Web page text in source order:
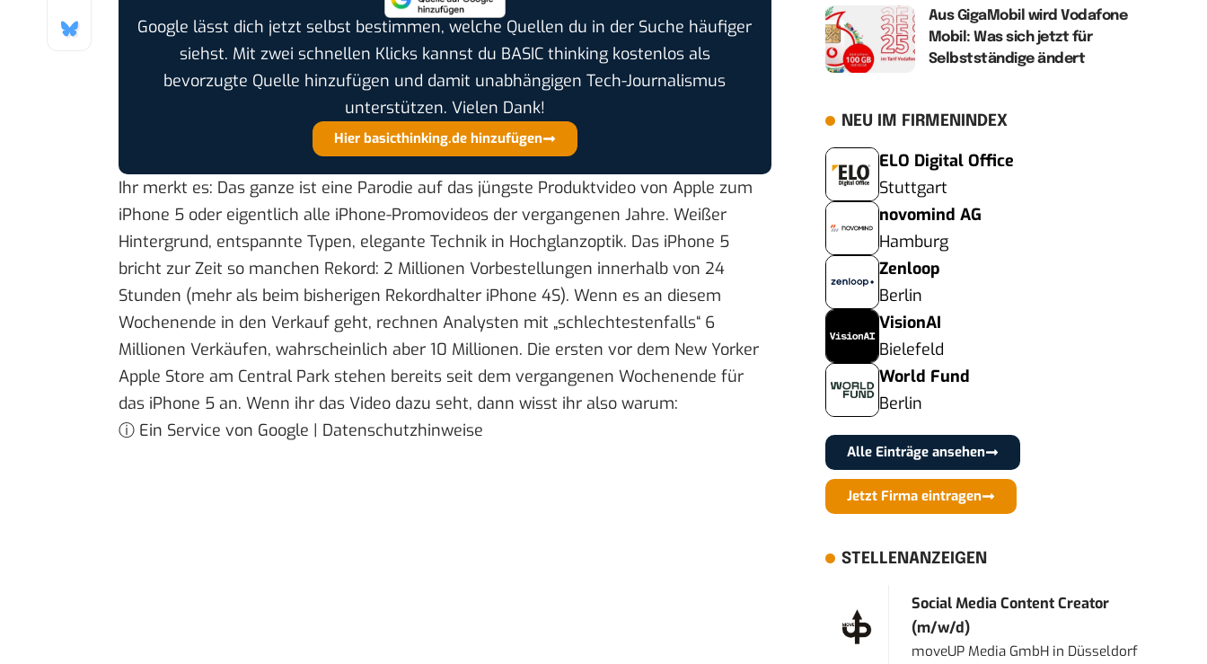
Google lässt dich jetzt selbst bestimmen, welche Quellen du in der Suche häufiger
siehst. Mit zwei schnellen Klicks kannst du BASIC thinking kostenlos als
bevorzugte Quelle hinzufügen und damit unabhängigen Tech-Journalismus
unterstützen. Vielen Dank!
Hier basicthinking.de hinzufügen
Ihr merkt es: Das ganze ist eine Parodie auf das jüngste Produktvideo von Apple zum
iPhone 5 oder eigentlich alle iPhone-Promovideos der vergangenen Jahre. Weißer
Hintergrund, entspannte Typen, elegante Technik in Hochglanzoptik. Das iPhone 5
bricht zur Zeit so manchen Rekord: 2 Millionen Vorbestellungen innerhalb von 24
Stunden (mehr als beim bisherigen Rekordhalter iPhone 4S). Wenn es an diesem
Wochenende in den Verkauf geht, rechnen Analysten mit „schlechtestenfalls“ 6
Millionen Verkäufen, wahrscheinlich aber 10 Millionen. Die ersten vor dem New Yorker
Apple Store am Central Park stehen bereits seit dem vergangenen Wochenende für
das iPhone 5 an. Wenn ihr das Video dazu seht, dann wisst ihr also warum:
ⓘ Ein Service von Google | Datenschutzhinweise
Aus GigaMobil wird Vodafone
Mobil: Was sich jetzt für
Selbstständige ändert
NEU IM FIRMENINDEX
ELO Digital Office
Stuttgart
novomind AG
Hamburg
Zenloop
Berlin
VisionAI
Bielefeld
World Fund
Berlin
Alle Einträge ansehen
Jetzt Firma eintragen
STELLENANZEIGEN
Social Media Content Creator
(m/w/d)
moveUP Media GmbH in Düsseldorf